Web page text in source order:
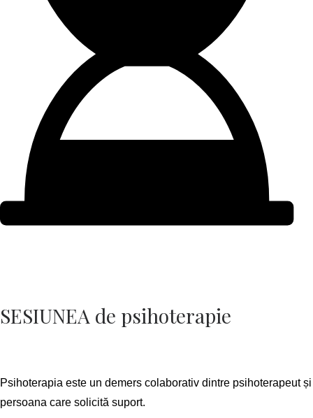
SESIUNEA de psihoterapie
Psihoterapia este un demers colaborativ dintre psihoterapeut și
persoana care solicită suport.